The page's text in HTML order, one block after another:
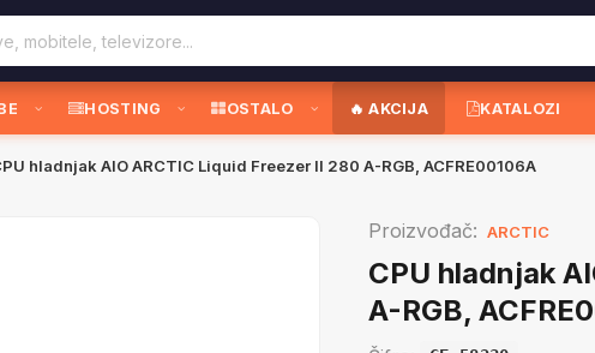
HOSTING OSTALO 🔥 AKCIJA KATALOZI
hladnjak AIO ARCTIC Liquid Freezer II 280 A-RGB, ACFRE00106A
Proizvođač: ARCTIC
CPU hladnjak
A-RGB,